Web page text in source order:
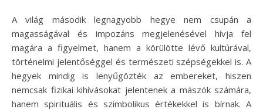
A világ második legnagyobb hegye nem csupán a
magasságával és impozáns megjelenésével hívja fel
magára a figyelmet, hanem a körülötte lévő kultúrával,
történelmi jelentőséggel és természeti szépségekkel is. A
hegyek mindig is lenyűgözték az embereket, hiszen
nemcsak fizikai kihívásokat jelentenek a mászók számára,
hanem spirituális és szimbolikus értékekkel is bírnak. A